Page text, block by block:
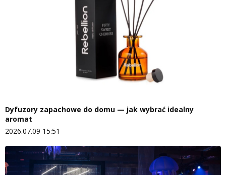
Dyfuzory zapachowe do domu — jak wybrać idealny
aromat
2026.07.09 15:51